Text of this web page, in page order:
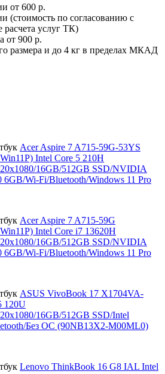
от 600 р.
(стоимость по согласованию с
услуг ТК)
от 900 р.
размера и до 4 кг в пределах МКАД
Acer Aspire 7 A715-59G-53YS
Intel Core 5 210H
16GB/512GB SSD/NVIDIA
6GB/Wi-Fi/Bluetooth/Windows 11 Pro
Acer Aspire 7 A715-59G
Intel Core i7 13620H
16GB/512GB SSD/NVIDIA
6GB/Wi-Fi/Bluetooth/Windows 11 Pro
ASUS VivoBook 17 X1704VA-
120U
16GB/512GB SSD/Intel
Без ОС (90NB13X2-M00ML0)
Lenovo ThinkBook 16 G8 IAL Intel